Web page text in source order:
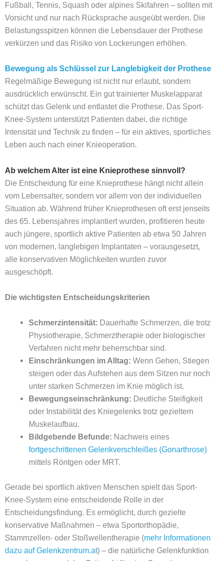
Fußball, Tennis, Squash oder alpines Skifahren – sollten mit
Vorsicht und nur nach Rücksprache ausgeübt werden. Die
Belastungsspitzen können die Lebensdauer der Prothese
verkürzen und das Risiko von Lockerungen erhöhen.
Bewegung als Schlüssel zur Langlebigkeit der Prothese
Regelmäßige Bewegung ist nicht nur erlaubt, sondern
ausdrücklich erwünscht. Ein gut trainierter Muskelapparat
schützt das Gelenk und entlastet die Prothese. Das Sport-
Knee-System unterstützt Patienten dabei, die richtige
Intensität und Technik zu finden – für ein aktives, sportliches
Leben auch nach einer Knieoperation.
Ab welchem Alter ist eine Knieprothese sinnvoll?
Die Entscheidung für eine Knieprothese hängt nicht allein
vom Lebensalter, sondern vor allem von der individuellen
Situation ab. Während früher Knieprothesen oft erst jenseits
des 65. Lebensjahres implantiert wurden, profitieren heute
auch jüngere, sportlich aktive Patienten ab etwa 50 Jahren
von modernen, langlebigen Implantaten – vorausgesetzt,
alle konservativen Möglichkeiten wurden zuvor
ausgeschöpft.
Die wichtigsten Entscheidungskriterien
Schmerzintensität: Dauerhafte Schmerzen, die trotz
Physiotherapie, Schmerztherapie oder biologischer
Verfahren nicht mehr beherrschbar sind.
Einschränkungen im Alltag: Wenn Gehen, Stiegen
steigen oder das Aufstehen aus dem Sitzen nur noch
unter starken Schmerzen im Knie möglich ist.
Bewegungseinschränkung: Deutliche Steifigkeit
oder Instabilität des Kniegelenks trotz gezieltem
Muskelaufbau.
Bildgebende Befunde: Nachweis eines
fortgeschrittenen Gelenkverschleißes (Gonarthrose)
mittels Röntgen oder MRT.
Gerade bei sportlich aktiven Menschen spielt das Sport-
Knee-System eine entscheidende Rolle in der
Entscheidungsfindung. Es ermöglicht, durch gezielte
konservative Maßnahmen – etwa Sportorthopädie,
Stammzellen- oder Stoßwellentherapie (mehr Informationen
dazu auf Gelenkzentrum.at) – die natürliche Gelenkfunktion